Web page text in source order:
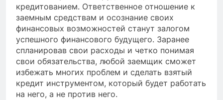
кредитованием. Ответственное отношение к
заемным средствам и осознание своих
финансовых возможностей станут залогом
успешного финансового будущего. Заранее
спланировав свои расходы и четко понимая
свои обязательства, любой заемщик сможет
избежать многих проблем и сделать взятый
кредит инструментом, который будет работать
на него, а не против него.